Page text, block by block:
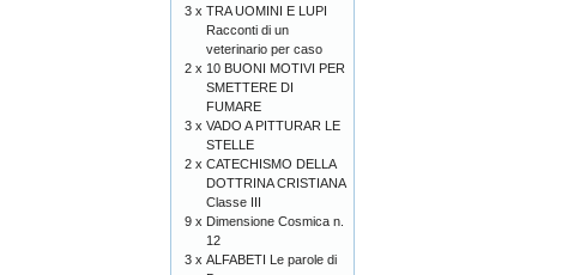
3 x TRA UOMINI E LUPI
Racconti di un
veterinario per caso
2 x 10 BUONI MOTIVI PER
SMETTERE DI
FUMARE
3 x VADO A PITTURAR LE
STELLE
2 x CATECHISMO DELLA
DOTTRINA CRISTIANA
Classe III
9 x Dimensione Cosmica n.
12
3 x ALFABETI Le parole di